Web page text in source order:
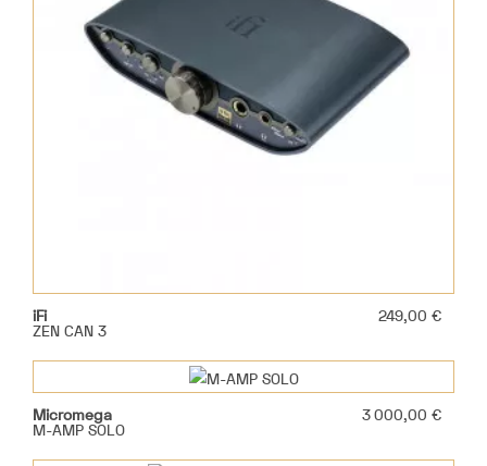
iFi
ZEN CAN 3
Prix
249,00 €
Micromega
M-AMP SOLO
Prix
3 000,00 €